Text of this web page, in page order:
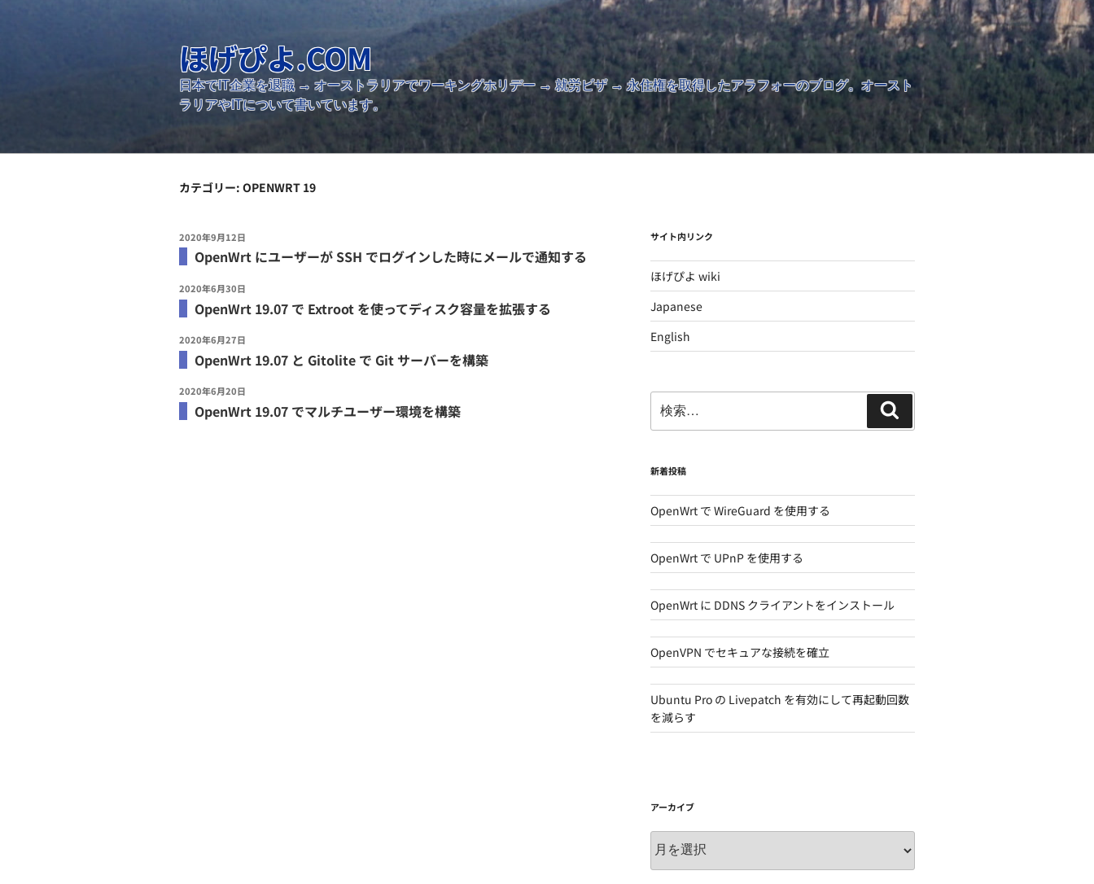
ほげぴよ.COM
日本でIT企業を退職 → オーストラリアでワーキングホリデー → 就労ビザ → 永住権を取得したアラフォーのブログ。オースト
ラリアやITについて書いています。
カテゴリー: OPENWRT 19
投
稿
2020年9月12日
OpenWrt にユーザーが SSH でログインした時にメールで通知する
投
稿
2020年6月30日
OpenWrt 19.07 で Extroot を使ってディスク容量を拡張する
投
稿
2020年6月27日
OpenWrt 19.07 と Gitolite で Git サーバーを構築
投
稿
2020年6月20日
OpenWrt 19.07 でマルチユーザー環境を構築
サイト内リンク
ほげぴよ wiki
Japanese
English
索:
索
新着投稿
OpenWrt で WireGuard を使用する
OpenWrt で UPnP を使用する
OpenWrt に DDNS クライアントをインストール
OpenVPN でセキュアな接続を確立
Ubuntu Pro の Livepatch を有効にして再起動回数
を減らす
アーカイブ
ー
カ